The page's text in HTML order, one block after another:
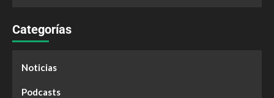
Categorías
Noticias
Podcasts